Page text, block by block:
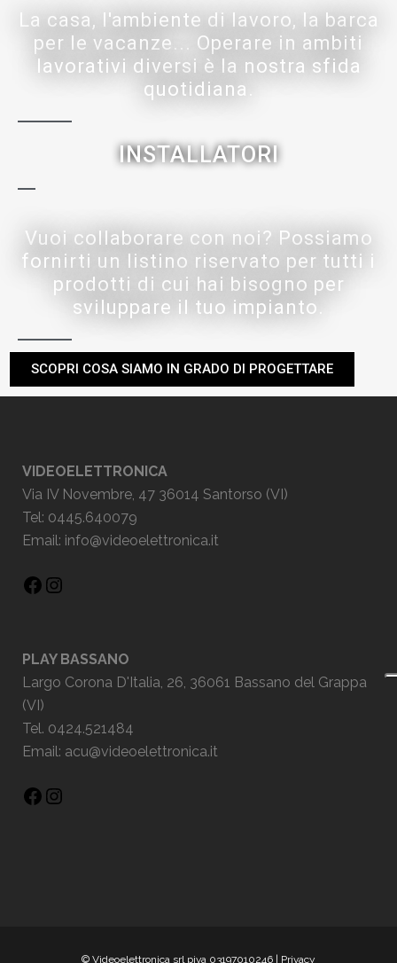
La casa, l'ambiente di lavoro, la barca
per le vacanze... Operare in ambiti
lavorativi diversi è la nostra sfida
quotidiana.
INSTALLATORI
Vuoi collaborare con noi? Possiamo
fornirti un listino riservato per tutti i
prodotti di cui hai bisogno per
sviluppare il tuo impianto.
SCOPRI COSA SIAMO IN GRADO DI PROGETTARE
VIDEOELETTRONICA
Via IV Novembre, 47 36014 Santorso (VI)
Tel: 0445.640079
Email: info@videoelettronica.it
PLAY BASSANO
Largo Corona D'Italia, 26, 36061 Bassano del Grappa
(VI)
Tel. 0424.521484
Email: acu@videoelettronica.it
© Videoelettronica srl piva 03197010246 | Privacy